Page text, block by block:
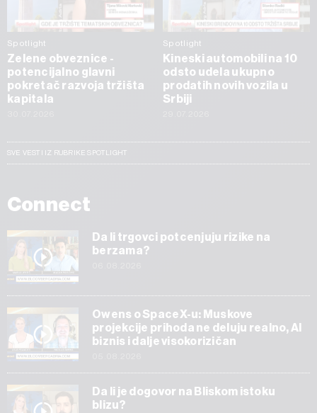
Spotlight
Zelene obveznice -
potencijalno glavni
pokretač razvoja tržišta
kapitala
Spotlight
Kineski automobili na 10
odsto udela ukupno
prodatih novih vozila u
Srbiji
SVE VESTI IZ RUBRIKE SPOTLIGHT
Connect
Da li trgovci potcenjuju rizike na
berzama?
Owens o SpaceX-u: Muskove
projekcije prihoda ne deluju realno, AI
biznis i dalje visokorizičan
Da li je dogovor na Bliskom istoku
blizu?